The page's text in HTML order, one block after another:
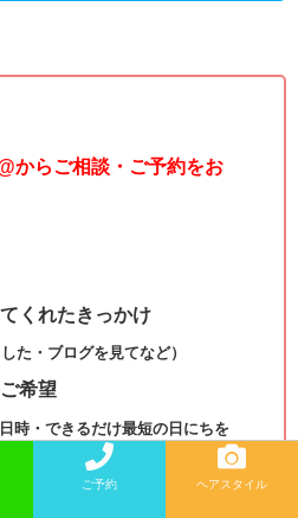
からご相談・ご予約をお
くれたきっかけ
た・ブログを見てなど）
希望
時・できるだけ最短の日にちを
考えているなど）
ご予約 ヘアスタイル